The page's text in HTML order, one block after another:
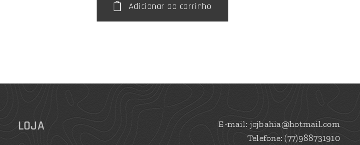
Adicionar ao carrinho
LOJA
E-mail: jcjbahia@hotmail.com
Telefone: (77)988731910